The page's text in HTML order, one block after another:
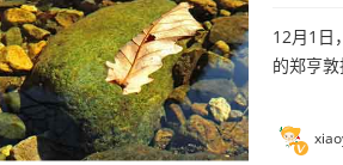
12月1日
的郑亨